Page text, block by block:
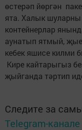
өстерәп йөргән
ята. Халык шуларны
контейнерлар
аунатып ятмый,
кебек яшисе килми
Кире кайтарыгыз
җыйганда тәртип
Следите за
Telegram-канале